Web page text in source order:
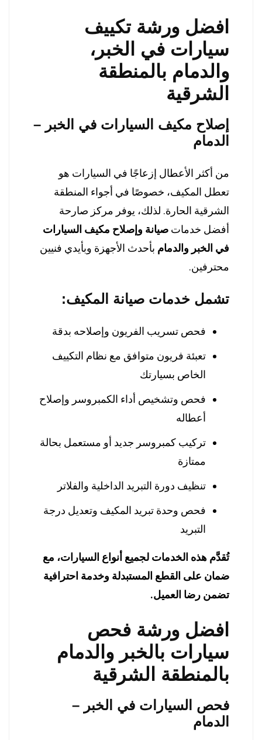
افضل ورشة تكييف
سيارات في الخبر،
والدمام بالمنطقة
الشرقية
إصلاح مكيف السيارات في الخبر –
الدمام
من أكثر الأعطال إزعاجًا في السيارات هو
تعطل المكيف، خصوصًا في أجواء المنطقة
الشرقية الحارة. لذلك، يوفر مركز صارحة
أفضل خدمات صيانة وإصلاح مكيف السيارات
في الخبر والدمام بأحدث الأجهزة وبأيدي فنيين
محترفين.
تشمل خدمات صيانة المكيف:
فحص تسريب الفريون وإصلاحه بدقة
تعبئة فريون متوافق مع نظام التكييف
الخاص بسيارتك
فحص وتشخيص أداء الكمبروسر وإصلاح
أعطاله
تركيب كمبروسر جديد أو مستعمل بحالة
ممتازة
تنظيف دورة التبريد الداخلية والفلاتر
فحص وحدة تبريد المكيف وتعديل درجة
التبريد
تُقدَّم هذه الخدمات لجميع أنواع السيارات، مع
ضمان على القطع المستبدلة وخدمة احترافية
تضمن رضا العميل.
افضل ورشة فحص
سيارات بالخبر والدمام
بالمنطقة الشرقية
فحص السيارات في الخبر –
الدمام